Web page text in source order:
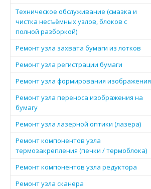
Техническое обслуживание (смазка и
чистка несъёмных узлов, блоков с
полной разборкой)
Ремонт узла захвата бумаги из лотков
Ремонт узла регистрации бумаги
Ремонт узла формирования изображения
Ремонт узла переноса изображения на
бумагу
Ремонт узла лазерной оптики (лазера)
Ремонт компонентов узла
термозакрепления (печки / термоблока)
Ремонт компонентов узла редуктора
Ремонт узла сканера